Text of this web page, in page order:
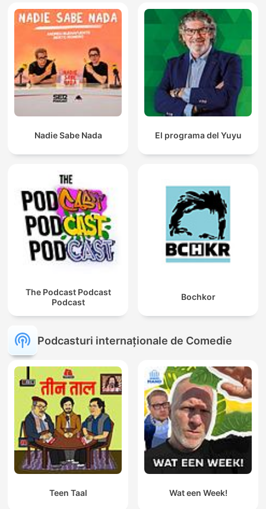
Nadie Sabe Nada El programa del Yuyu
The Podcast Podcast
Podcast
Bochkor
Podcasturi internaționale de Comedie
Teen Taal Wat een Week!